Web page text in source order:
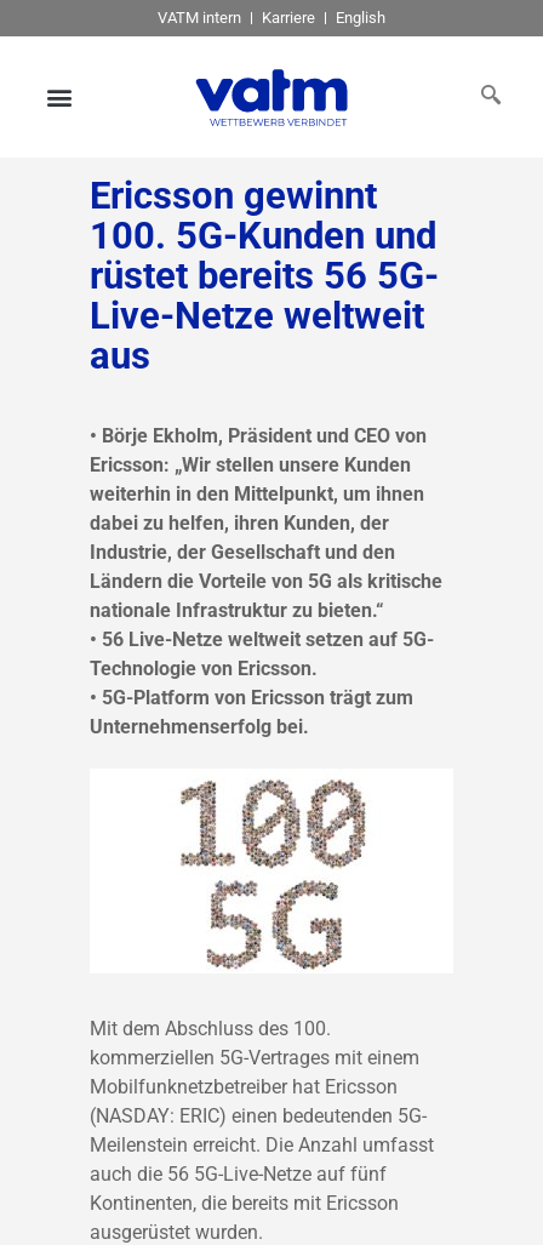
VATM intern Karriere English
Ericsson gewinnt
100. 5G-Kunden und
rüstet bereits 56 5G-
Live-Netze weltweit
aus
• Börje Ekholm, Präsident und CEO von
Ericsson: „Wir stellen unsere Kunden
weiterhin in den Mittelpunkt, um ihnen
dabei zu helfen, ihren Kunden, der
Industrie, der Gesellschaft und den
Ländern die Vorteile von 5G als kritische
nationale Infrastruktur zu bieten.“
• 56 Live-Netze weltweit setzen auf 5G-
Technologie von Ericsson.
• 5G-Platform von Ericsson trägt zum
Unternehmenserfolg bei.
Mit dem Abschluss des 100.
kommerziellen 5G-Vertrages mit einem
Mobilfunknetzbetreiber hat Ericsson
(NASDAY: ERIC) einen bedeutenden 5G-
Meilenstein erreicht. Die Anzahl umfasst
auch die 56 5G-Live-Netze auf fünf
Kontinenten, die bereits mit Ericsson
ausgerüstet wurden.